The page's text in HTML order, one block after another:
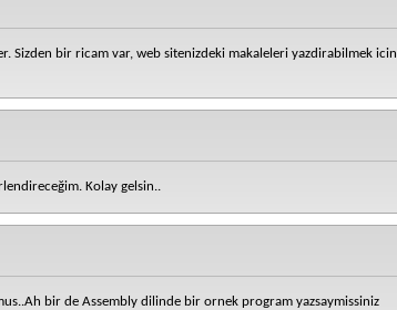
Sizden bir ricam var, web sitenizdeki makaleleri yazdirabilmek icin
Kolay gelsin..
bir de Assembly dilinde bir ornek program yazsaymissiniz